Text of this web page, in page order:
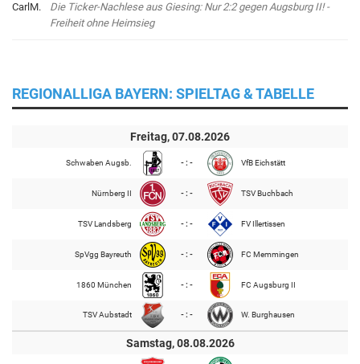
Die Ticker-Nachlese aus Giesing: Nur 2:2 gegen Augsburg II! -
Freiheit ohne Heimsieg
REGIONALLIGA BAYERN: SPIELTAG & TABELLE
Freitag, 07.08.2026
Schwaben Augsb. - : - VfB Eichstätt
Nürnberg II - : - TSV Buchbach
TSV Landsberg - : - FV Illertissen
SpVgg Bayreuth - : - FC Memmingen
1860 München - : - FC Augsburg II
TSV Aubstadt - : - W. Burghausen
Samstag, 08.08.2026